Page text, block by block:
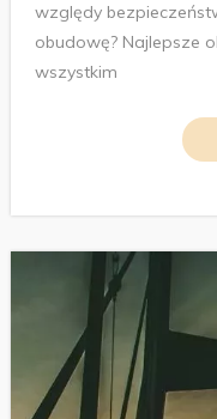
względy
obudowę? Najlepsze
wszystkim